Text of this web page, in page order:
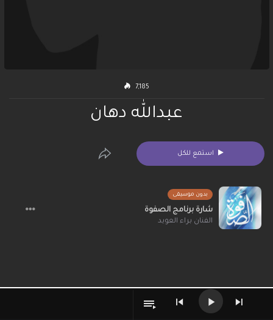
7,185
عبدالله دهان
استمع للكل
بدون موسيقى
شارة برنامج الصفوة
الفنان براء العويد